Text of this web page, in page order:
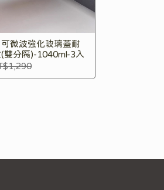
可微波強化玻璃蓋耐
雙分隔)-1040ml-3入